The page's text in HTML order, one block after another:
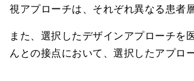
視アプローチは、それぞれ異なる患者
また、選択したデザインアプローチを
んとの接点において、選択したアプロ